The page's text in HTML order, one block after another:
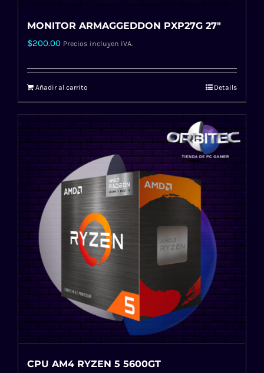
MONITOR ARMAGGEDDON PXP27G 27″
$200.00 Precios incluyen IVA.
Añadir al carrito Details
CPU AM4 RYZEN 5 5600GT